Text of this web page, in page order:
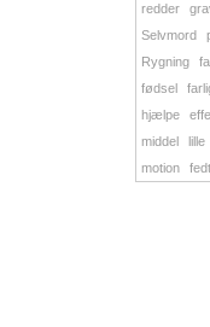
redder
Selvmord
Rygning
fødsel
hjælpe
middel
lille
motion
fedt